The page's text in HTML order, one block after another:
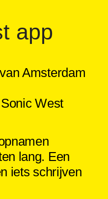
app
Amsterdam
West
lang. Een
iets schrijven